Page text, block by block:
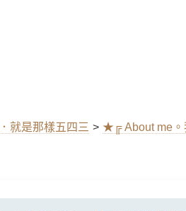
就是那樣五四三 > ★╔ About me。